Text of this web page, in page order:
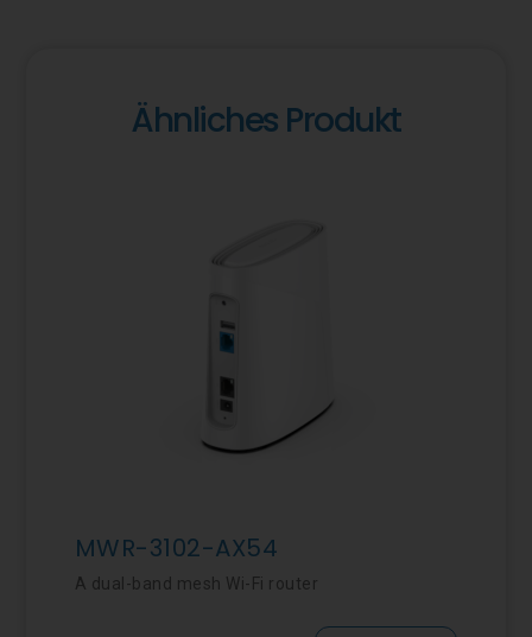
Ähnliches Produkt
MWR-3102-AX54
A dual-band mesh Wi-Fi router